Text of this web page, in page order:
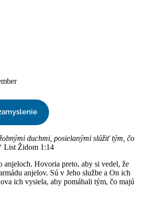
duchmi, posielanými slúžiť tým, čo
List Židom 1:14
anjeloch. Hovoria preto, aby si vedel, že
anjelov. Sú v Jeho službe a On ich
ich vysiela, aby pomáhali tým, čo majú